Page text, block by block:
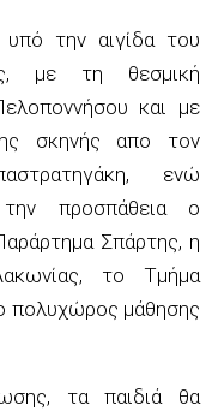
την αιγίδα του
με τη θεσμική
και με
σκηνής απο τον
ενώ
την προσπάθεια ο
Σπάρτης, η
το Τμήμα
πολυχώρος μάθησης
τα παιδιά θα